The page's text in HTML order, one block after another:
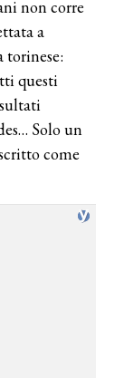
non corre
a
torinese:
questi
Solo un
come